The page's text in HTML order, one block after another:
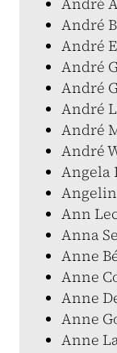
André
André
André
André
André
André
André
Angela
Ann
Anna
Anne
Anne
Anne
Anne
Anne